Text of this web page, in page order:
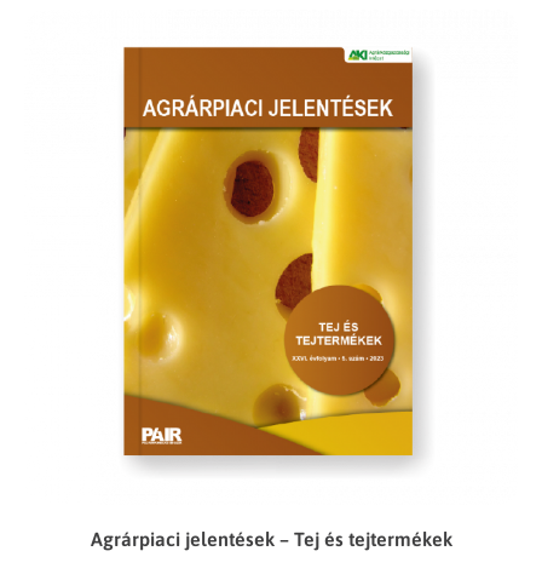
Agrárpiaci jelentések – Tej és tejtermékek